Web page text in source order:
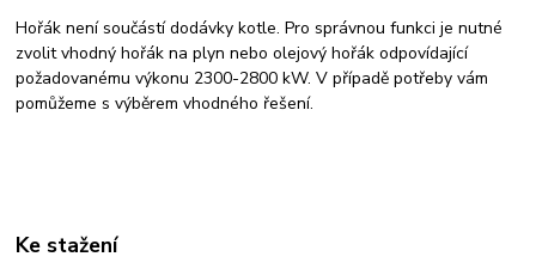
Hořák není součástí dodávky kotle. Pro správnou funkci je nutné
zvolit vhodný hořák na plyn nebo olejový hořák odpovídající
požadovanému výkonu 2300-2800 kW. V případě potřeby vám
pomůžeme s výběrem vhodného řešení.
Ke stažení